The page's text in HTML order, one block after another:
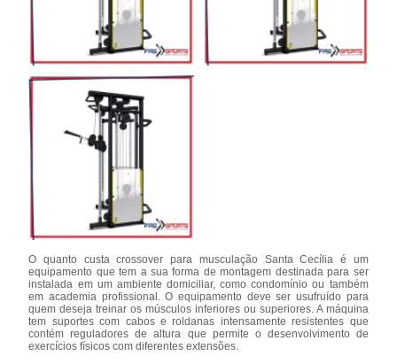
O quanto custa crossover para musculação Santa Cecília é um
equipamento que tem a sua forma de montagem destinada para ser
instalada em um ambiente domiciliar, como condomínio ou também
em academia profissional. O equipamento deve ser usufruído para
quem deseja treinar os músculos inferiores ou superiores. A máquina
tem suportes com cabos e roldanas intensamente resistentes que
contém reguladores de altura que permite o desenvolvimento de
exercícios físicos com diferentes extensões.